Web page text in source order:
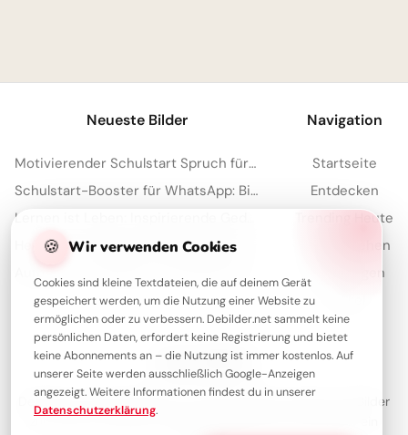
🍪 Wir verwenden Cookies
Cookies sind kleine Textdateien, die auf deinem Gerät
gespeichert werden, um die Nutzung einer Website zu
ermöglichen oder zu verbessern. Debilder.net sammelt keine
persönlichen Daten, erfordert keine Registrierung und bietet
keine Abonnements an – die Nutzung ist immer kostenlos. Auf
unserer Seite werden ausschließlich Google-Anzeigen
angezeigt. Weitere Informationen findest du in unserer
Datenschutzerklärung.
Neueste Bilder
Motivierender Schulstart Spruch für WhatsApp-Nachrichten
Schulstart-Booster für WhatsApp: Bildung kennt wirklich keine Grenzen!
Navigation
Startseite
Entdecken
Trending Heute
Meistgesehen
Sammlungen
Über Debilder
Debilder ist deine Plattform für die schönsten Grüße und Bilder
zum Teilen. Entdecke unsere Sammlung und verschenke ein